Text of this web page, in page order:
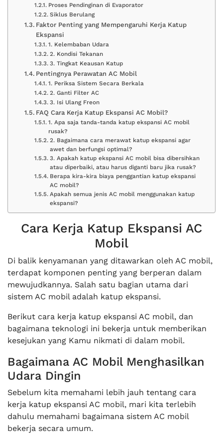
Proses Pendinginan di Evaporator
Siklus Berulang
Faktor Penting yang Mempengaruhi Kerja Katup
Ekspansi
1. Kelembaban Udara
2. Kondisi Tekanan
3. Tingkat Keausan Katup
Pentingnya Perawatan AC Mobil
1. Periksa Sistem Secara Berkala
2. Ganti Filter AC
3. Isi Ulang Freon
FAQ Cara Kerja Katup Ekspansi AC Mobil?
1. Apa saja tanda-tanda katup ekspansi AC mobil
rusak?
2. Bagaimana cara merawat katup ekspansi agar
awet dan berfungsi optimal?
3. Apakah katup ekspansi AC mobil bisa dibersihkan
atau diperbaiki, atau harus diganti baru jika rusak?
Berapa kira-kira biaya penggantian katup ekspansi
AC mobil?
Apakah semua jenis AC mobil menggunakan katup
ekspansi?
Cara Kerja Katup Ekspansi AC
Mobil
Di balik kenyamanan yang ditawarkan oleh AC mobil,
terdapat komponen penting yang berperan dalam
mewujudkannya. Salah satu bagian utama dari
sistem AC mobil adalah katup ekspansi.
Berikut cara kerja katup ekspansi AC mobil, dan
bagaimana teknologi ini bekerja untuk memberikan
kesejukan yang Kamu nikmati di dalam mobil.
Bagaimana AC Mobil Menghasilkan
Udara Dingin
Sebelum kita memahami lebih jauh tentang cara
kerja katup ekspansi AC mobil, mari kita terlebih
dahulu memahami bagaimana sistem AC mobil
bekerja secara umum.